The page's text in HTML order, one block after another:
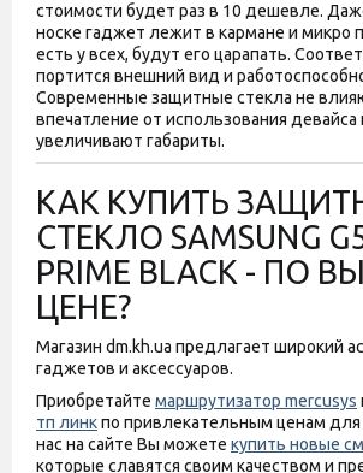
стоимости будет раз в 10 дешевле.
носке гаджет лежит в кармане и микро
есть у всех, будут его царапать.
портится внешний вид и
Современные защитные стекла не
впечатление от использования девайса
увеличивают габариты.
КАК КУПИТЬ
СТЕКЛО SAMSUNG
PRIME BLACK - ПО
ЦЕНЕ?
Магазин dm.kh.ua предлагает широкий
гаджетов и аксессуаров.
Приобретайте маршрутизатор mercusys
тп линкпо привлекательным ценам для
нас на сайте Вы можете купить новые
которые славятся своим качеством и